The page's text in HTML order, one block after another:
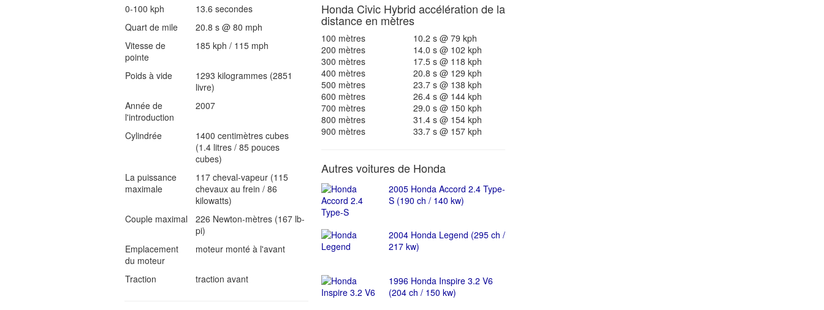
0-100 kph
13.6 secondes
Quart de mile
20.8 s @ 80 mph
Vitesse de
pointe
185 kph / 115 mph
Poids à vide
1293 kilogrammes (2851
livre)
Année de
l'introduction
2007
Cylindrée
1400 centimètres cubes
(1.4 litres / 85 pouces
cubes)
La puissance
maximale
117 cheval-vapeur (115
chevaux au frein / 86
kilowatts)
Couple maximal
226 Newton-mètres (167 lb-
pi)
Emplacement
du moteur
moteur monté à l'avant
Traction traction avant
Honda Civic Hybrid accélération de la
distance en mètres
100 mètres
10.2 s @ 79 kph
200 mètres
14.0 s @ 102 kph
300 mètres
17.5 s @ 118 kph
400 mètres
20.8 s @ 129 kph
500 mètres
23.7 s @ 138 kph
600 mètres
26.4 s @ 144 kph
700 mètres
29.0 s @ 150 kph
800 mètres
31.4 s @ 154 kph
900 mètres
33.7 s @ 157 kph
Autres voitures de Honda
2005 Honda Accord 2.4 Type-
S (190 ch / 140 kw)
2004 Honda Legend (295 ch /
217 kw)
1996 Honda Inspire 3.2 V6
(204 ch / 150 kw)